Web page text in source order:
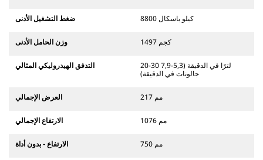
ضغط التشغيل الأدنى 8800 كيلو باسكال
وزن الحامل الأدنى 1497 كجم
التدفق الهيدروليكي المثالي
20-30 لترًا في الدقيقة (5,3-7,9
جالونات في الدقيقة)
العرض الإجمالي 217 مم
الارتفاع الإجمالي 1076 مم
الارتفاع - بدون أداة 750 مم